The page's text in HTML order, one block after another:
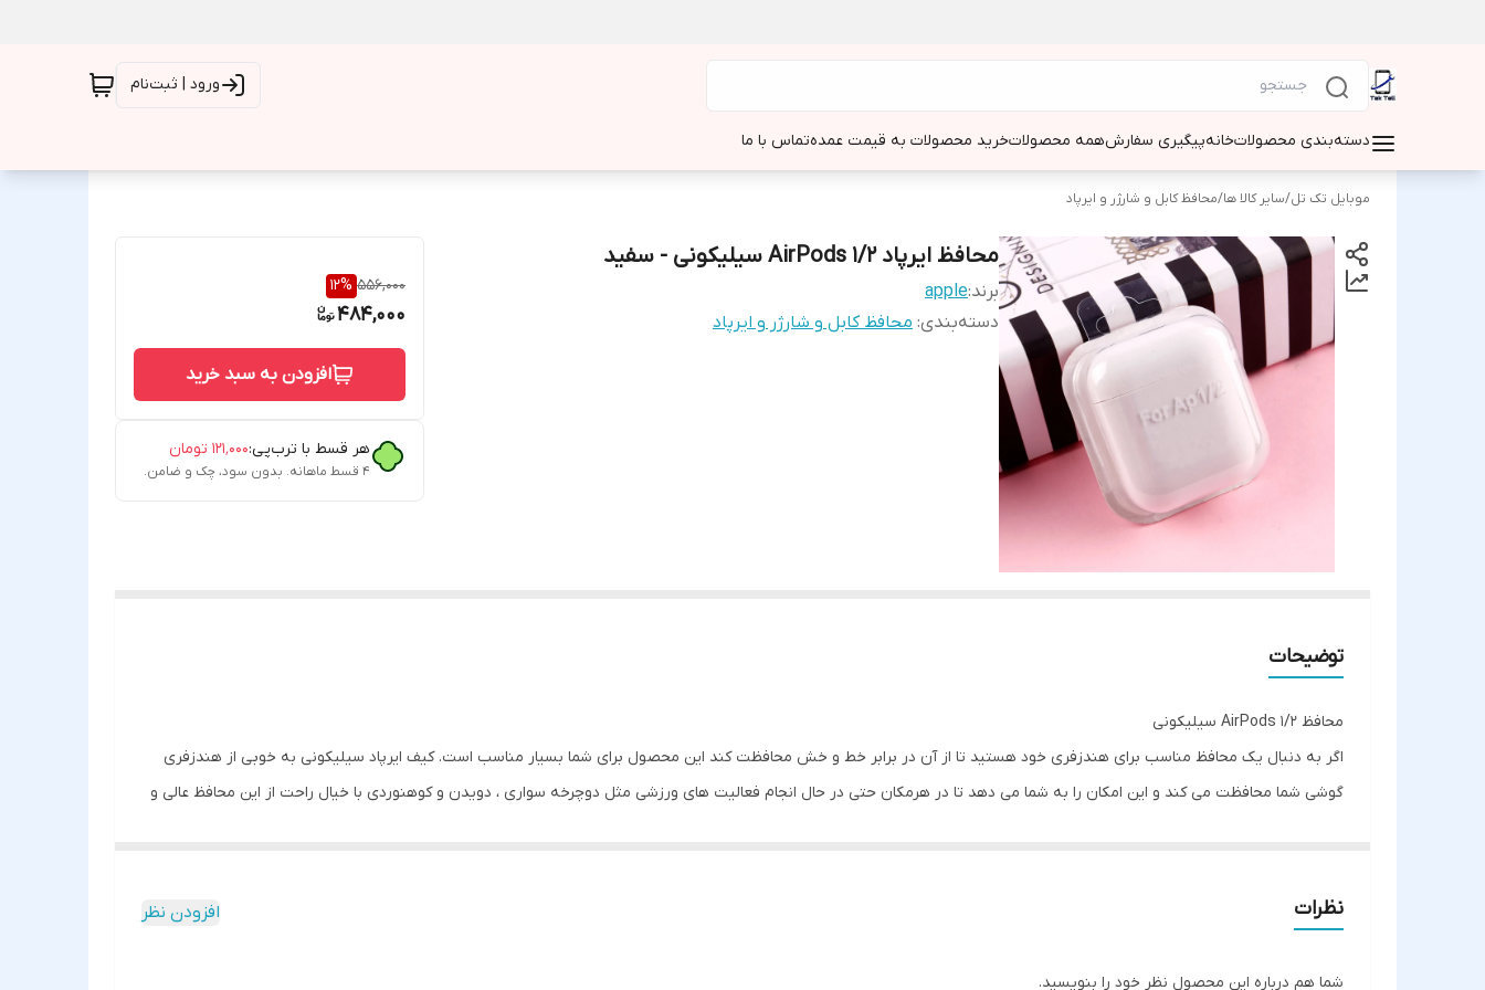
ورود | ثبت‌نام
دسته‌بندی محصولاتخانهپیگیری سفارشهمه محصولاتخرید محصولات به قیمت عمدهتماس با ما
موبایل تک تل/سایر کالا ها/محافظ کابل و شارژر و ایرپاد
محافظ ایرپاد AirPods 1/2 سیلیکونی - سفید
برند:apple
دسته‌بندی: محافظ کابل و شارژر و ایرپاد
556,000
12%
484,000
افزودن به سبد خرید
هر قسط با ترب‌پی:۱۲۱٬۰۰۰ تومان
۴ قسط ماهانه. بدون سود، چک و ضامن.
توضیحات
محافظ AirPods 1/2 سیلیکونی
اگر به دنبال یک محافظ مناسب برای هندزفری خود هستید تا از آن در برابر خط و خش محافظت کند این محصول برای شما بسیار مناسب است. کیف ایرپاد سیلیکونی به خوبی از هندزفری
گوشی شما محافظت می کند و این امکان را به شما می دهد تا در هرمکان حتی در حال انجام فعالیت های ورزشی مثل دوچرخه سواری ، دویدن و کوهنوردی با خیال راحت از این محافظ عالی و
نظرات افزودن نظر
شما هم درباره این محصول نظر خود را بنویسید.